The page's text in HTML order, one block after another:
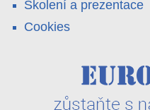
Školení a prezentace
Cookies